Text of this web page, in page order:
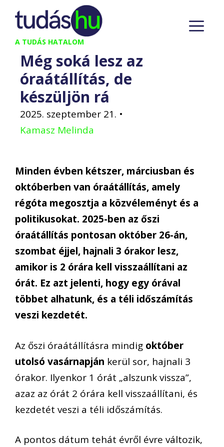
Kilépés
tartalomba
A TUDÁS HATALOM
Még soká lesz az
óraátállítás, de
készüljön rá
2025. szeptember 21. •
Kamasz Melinda
Minden évben kétszer, márciusban és
októberben van óraátállítás, amely
régóta megosztja a közvéleményt és a
politikusokat. 2025-ben az őszi
óraátállítás pontosan október 26-án,
szombat éjjel, hajnali 3 órakor lesz,
amikor is 2 órára kell visszaállítani az
órát. Ez azt jelenti, hogy egy órával
többet alhatunk, és a téli időszámítás
veszi kezdetét.
Az őszi óraátállításra mindig október
utolsó vasárnapján kerül sor, hajnali 3
órakor. Ilyenkor 1 órát „alszunk vissza”,
azaz az órát 2 órára kell visszaállítani, és
kezdetét veszi a téli időszámítás.
A pontos dátum tehát évről évre változik,